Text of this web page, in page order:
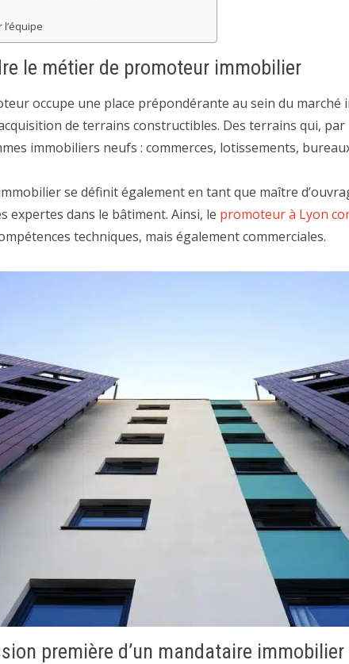
le métier de promoteur immobilier
occupe une place prépondérante au sein du marché
de terrains constructibles. Des terrains qui,
immobiliers neufs : commerces, lotissements,
se définit également en tant que maître
expertes dans le bâtiment. Ainsi, le promoteur à Lyon
techniques, mais également commerciales.
première d’un mandataire immobilier